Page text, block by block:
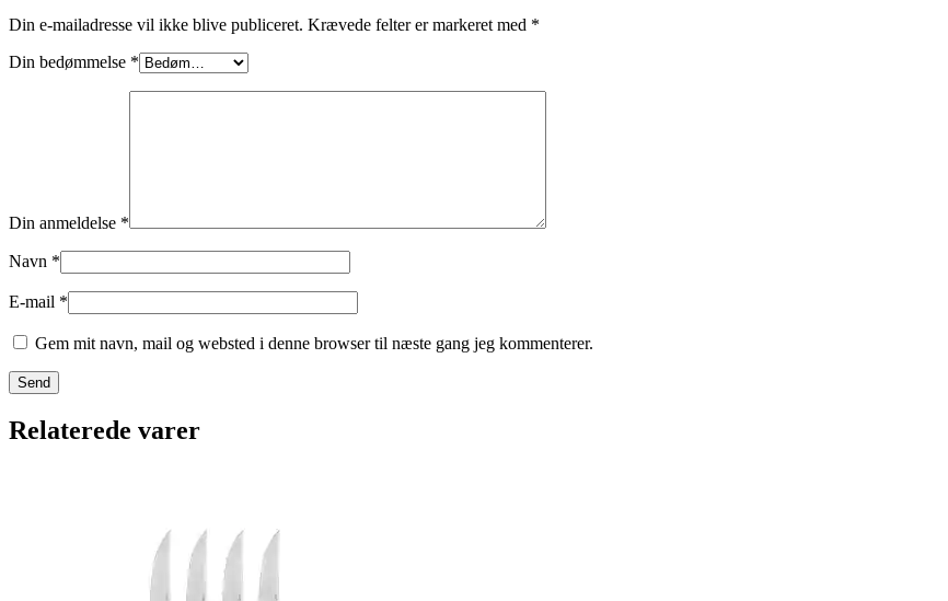
Din e-mailadresse vil ikke blive publiceret. Krævede felter er markeret med *
Din bedømmelse *
Din anmeldelse *
Navn *
E-mail *
Gem mit navn, mail og websted i denne browser til næste gang jeg kommenterer.
Relaterede varer